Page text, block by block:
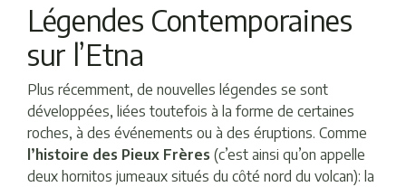
Légendes Contemporaines
sur l’Etna
Plus récemment, de nouvelles légendes se sont
développées, liées toutefois à la forme de certaines
roches, à des événements ou à des éruptions. Comme
l’histoire des Pieux Frères (c’est ainsi qu’on appelle
deux hornitos jumeaux situés du côté nord du volcan): la